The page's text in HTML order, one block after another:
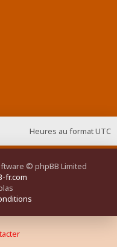
Heures au formatUTC
© phpBB Limited
fr.com